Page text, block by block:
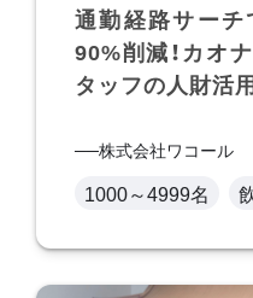
通勤経路サー
90%削減！カオ
タッフの人財活
株式会社ワコール
1000～4999名